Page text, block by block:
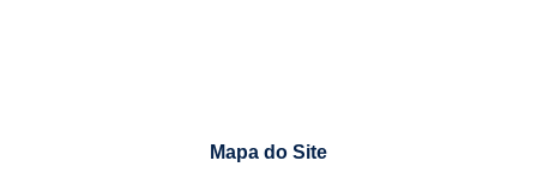
Mapa do Site